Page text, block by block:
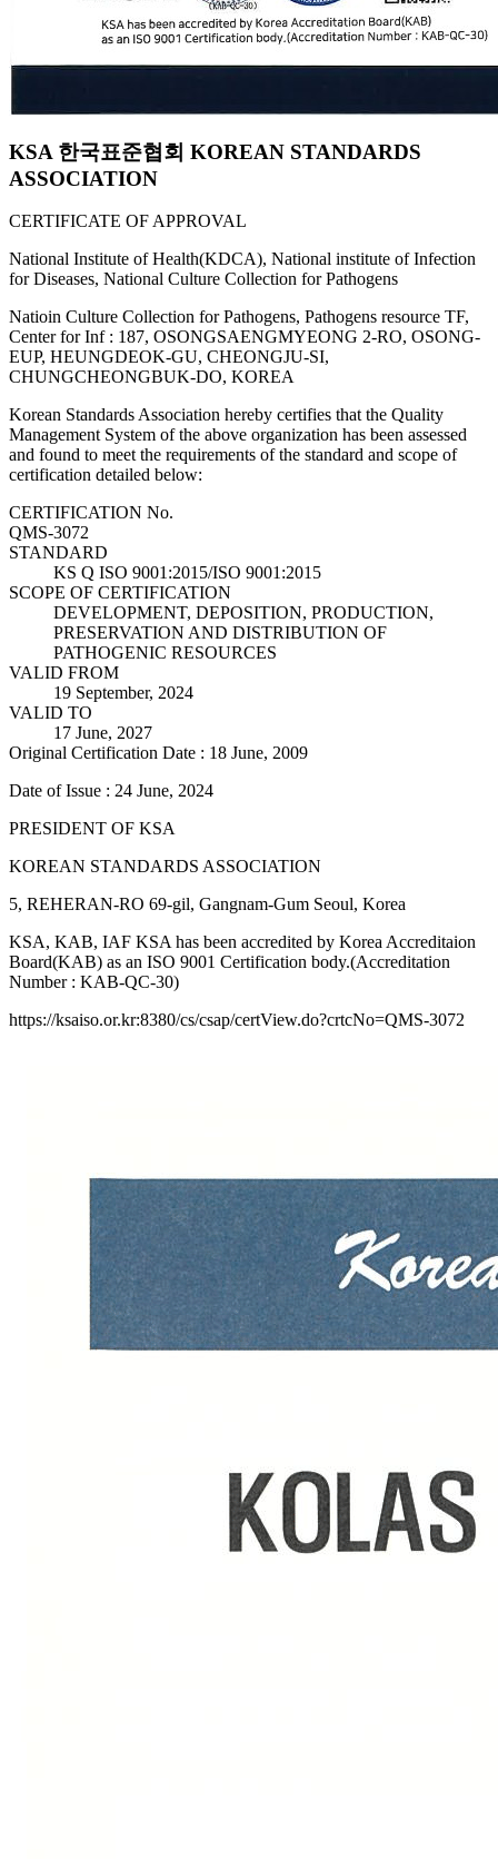
KSA 한국표준협회 KOREAN STANDARDS
ASSOCIATION
CERTIFICATE OF APPROVAL
National Institute of Health(KDCA), National institute of Infection
for Diseases, National Culture Collection for Pathogens
Natioin Culture Collection for Pathogens, Pathogens resource TF,
Center for Inf : 187, OSONGSAENGMYEONG 2-RO, OSONG-
EUP, HEUNGDEOK-GU, CHEONGJU-SI,
CHUNGCHEONGBUK-DO, KOREA
Korean Standards Association hereby certifies that the Quality
Management System of the above organization has been assessed
and found to meet the requirements of the standard and scope of
certification detailed below:
CERTIFICATION No.
QMS-3072
STANDARD
KS Q ISO 9001:2015/ISO 9001:2015
SCOPE OF CERTIFICATION
DEVELOPMENT, DEPOSITION, PRODUCTION,
PRESERVATION AND DISTRIBUTION OF
PATHOGENIC RESOURCES
VALID FROM
19 September, 2024
VALID TO
17 June, 2027
Original Certification Date : 18 June, 2009
Date of Issue : 24 June, 2024
PRESIDENT OF KSA
KOREAN STANDARDS ASSOCIATION
5, REHERAN-RO 69-gil, Gangnam-Gum Seoul, Korea
KSA, KAB, IAF KSA has been accredited by Korea Accreditaion
Board(KAB) as an ISO 9001 Certification body.(Accreditation
Number : KAB-QC-30)
https://ksaiso.or.kr:8380/cs/csap/certView.do?crtcNo=QMS-3072